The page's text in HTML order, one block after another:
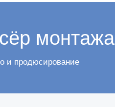
монтажа
и продюсирование